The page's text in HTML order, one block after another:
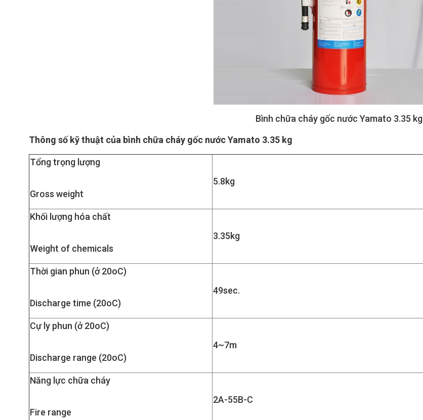
Bình chữa cháy gốc nước Yamato 3.35 kg
Thông số kỹ thuật của bình chữa cháy gốc nước Yamato 3.35 kg
Tổng trọng lượng
Gross weight
5.8kg
Khối lượng hóa chất
Weight of chemicals
3.35kg
Thời gian phun (ở 20oC)
Discharge time (20oC)
49sec.
Cự ly phun (ở 20oC)
Discharge range (20oC)
4~7m
Năng lực chữa cháy
Fire range
2A-55B-C